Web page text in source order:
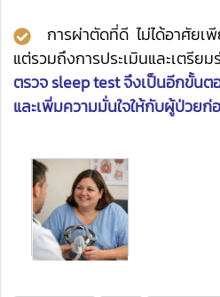
การผ่าตัดที่ดี ไม่ได้อาศัยเ
แต่รวมถึงการประเมินและเตรีย
ตรวจ sleep test จึงเป็นอีกขั้น
และเพิ่มความมั่นใจให้กับผู้ป่วย